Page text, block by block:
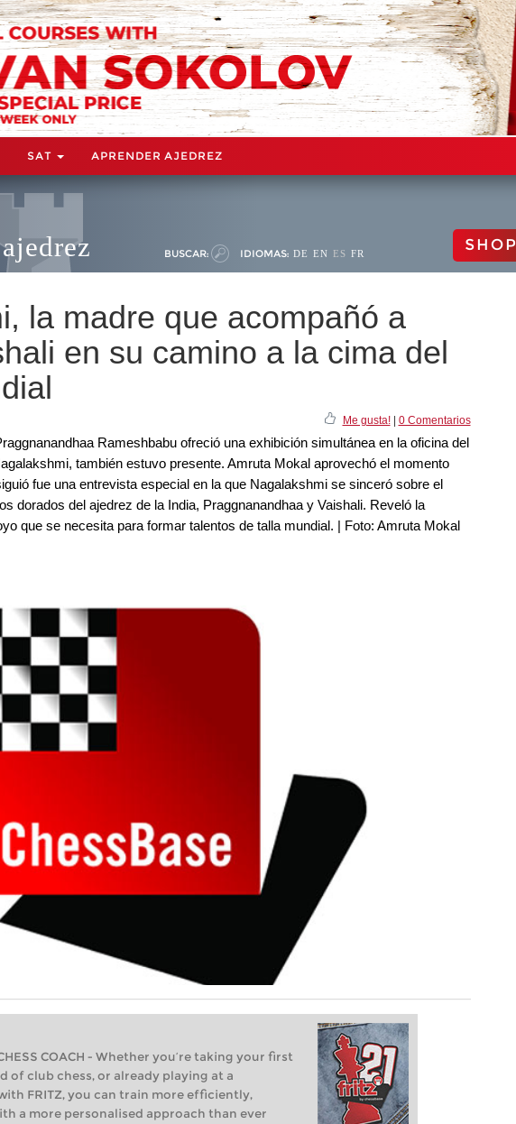
SAT APRENDER AJEDREZ
BUSCAR: IDIOMAS: DE EN ES FR SHOP
la madre que acompañó a
en su camino a la cima del
Me gusta!| 0 Comentarios
Rameshbabu ofreció una exhibición simultánea en la oficina del
también estuvo presente. Amruta Mokal aprovechó el momento
fue una entrevista especial en la que Nagalakshmi se sinceró sobre el
dorados del ajedrez de la India, Praggnanandhaa y Vaishali. Reveló la
que se necesita para formar talentos de talla mundial. | Foto: Amruta Mokal
COACH - Whether you’re taking your first
of club chess, or already playing at a
FRITZ, you can train more efficiently,
a more personalised approach than ever